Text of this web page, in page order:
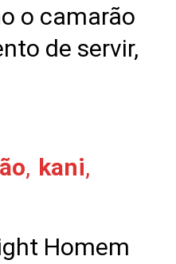
o camarão
de servir,
, kani,
Homem